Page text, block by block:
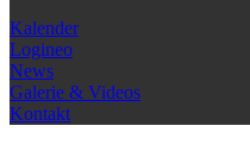
Kalender
Logineo
News
Galerie & Videos
Kontakt